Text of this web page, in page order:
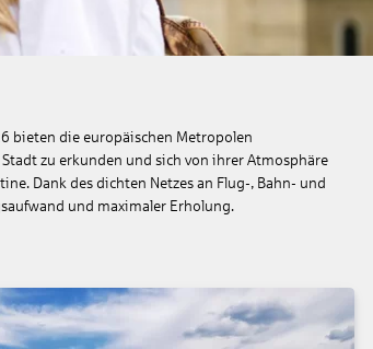
bieten die europäischen Metropolen
zu erkunden und sich von ihrer Atmosphäre
Dank des dichten Netzes an Flug-, Bahn- und
und maximaler Erholung.